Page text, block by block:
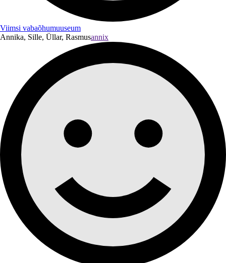
Viimsi vabaõhumuuseum
Annika, Sille, Üllar, Rasmusannix